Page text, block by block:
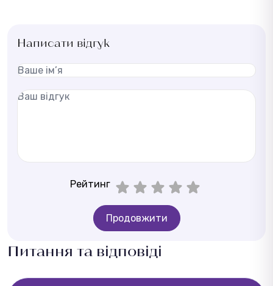
Написати відгук
Рейтинг
Продовжити
Питання та відповіді